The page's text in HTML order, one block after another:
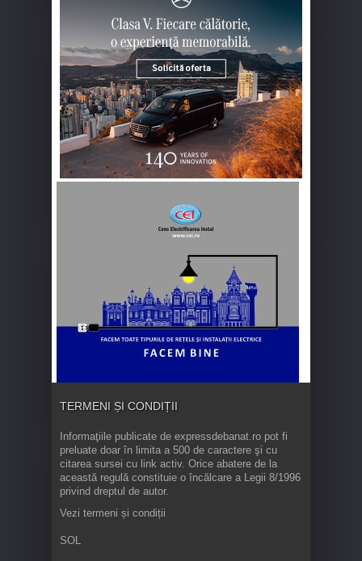
TERMENI ȘI CONDIȚII
Informaţiile publicate de expressdebanat.ro pot fi
preluate doar în limita a 500 de caractere şi cu
citarea sursei cu link activ. Orice abatere de la
această regulă constituie o încălcare a Legii 8/1996
privind dreptul de autor.
Vezi termeni și condiții
SOL